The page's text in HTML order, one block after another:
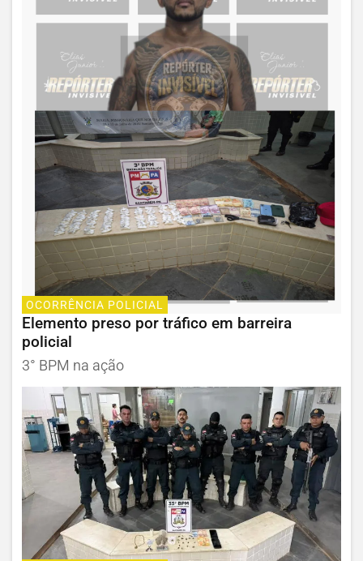
OCORRÊNCIA POLICIAL
Elemento preso por tráfico em barreira
policial
3° BPM na ação